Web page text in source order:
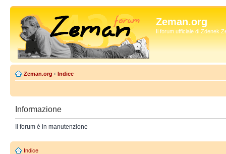
Zeman.org
Il forum ufficiale di Zdenek
Zeman.org ‹ Indice
Informazione
Il forum è in manutenzione
Indice